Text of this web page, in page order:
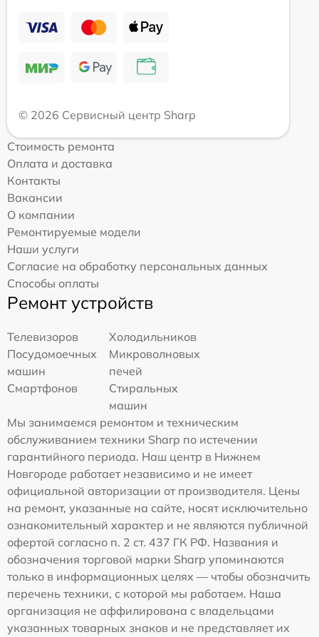
© 2026 Сервисный центр Sharp
Стоимость ремонта
Оплата и доставка
Контакты
Вакансии
О компании
Ремонтируемые модели
Наши услуги
Согласие на обработку персональных данных
Способы оплаты
Ремонт устройств
Телевизоров
Холодильников
Посудомоечных
машин
Микроволновых
печей
Смартфонов
Стиральных
машин
Мы занимаемся ремонтом и техническим
обслуживанием техники Sharp по истечении
гарантийного периода. Наш центр в Нижнем
Новгороде работает независимо и не имеет
официальной авторизации от производителя. Цены
на ремонт, указанные на сайте, носят исключительно
ознакомительный характер и не являются публичной
офертой согласно п. 2 ст. 437 ГК РФ. Названия и
обозначения торговой марки Sharp упоминаются
только в информационных целях — чтобы обозначить
перечень техники, с которой мы работаем. Наша
организация не аффилирована с владельцами
указанных товарных знаков и не представляет их